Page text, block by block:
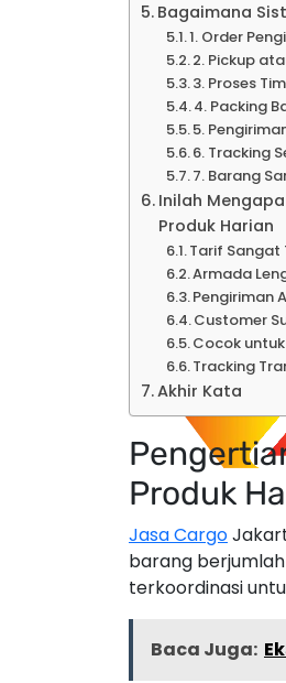
Bagaimana
1. Order
2. Pickup
3. Proses
4. Packing
5.
6. Tracking
7. Barang
Inilah
Produk Harian
Tarif Sangat
Armada
Pengiriman
Customer
Cocok
Tracking
Akhir Kata
Produk
Jasa Cargo
barang
terkoordinasi
Baca Juga: